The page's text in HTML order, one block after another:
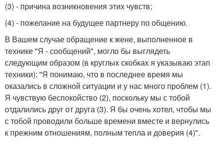
(3) - причина возникновения этих чувств;
(4) - пожелание на будущее партнеру по общению.
В Вашем случае обращение к жене, выполненное в
технике "Я - сообщений", могло бы выглядеть
следующим образом (в круглых скобках я указываю этап
техники): "Я понимаю, что в последнее время мы
оказались в сложной ситуации и у нас много проблем (1).
Я чувствую беспокойство (2), поскольку мы с тобой
отдалились друг от друга (3). Я бы очень хотел, чтобы мы
с тобой проводили больше времени вместе и вернулись
к прежним отношениям, полным тепла и доверия (4)".